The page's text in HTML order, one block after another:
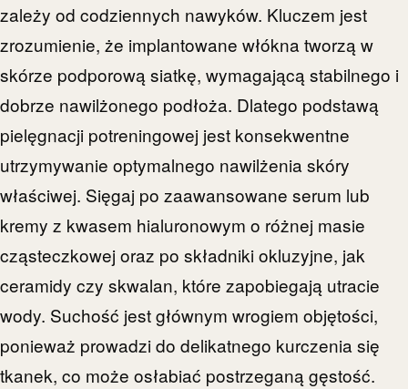
zależy od codziennych nawyków. Kluczem jest
zrozumienie, że implantowane włókna tworzą w
skórze podporową siatkę, wymagającą stabilnego i
dobrze nawilżonego podłoża. Dlatego podstawą
pielęgnacji potreningowej jest konsekwentne
utrzymywanie optymalnego nawilżenia skóry
właściwej. Sięgaj po zaawansowane serum lub
kremy z kwasem hialuronowym o różnej masie
cząsteczkowej oraz po składniki okluzyjne, jak
ceramidy czy skwalan, które zapobiegają utracie
wody. Suchość jest głównym wrogiem objętości,
ponieważ prowadzi do delikatnego kurczenia się
tkanek, co może osłabiać postrzeganą gęstość.